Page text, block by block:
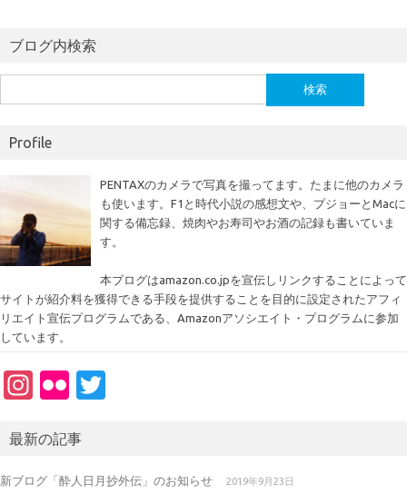
ブログ内検索
索:
Profile
PENTAXのカメラで写真を撮ってます。たまに他のカメラ
も使います。F1と時代小説の感想文や、プジョーとMacに
関する備忘録、焼肉やお寿司やお酒の記録も書いていま
す。
本ブログはamazon.co.jpを宣伝しリンクすることによって
サイトが紹介料を獲得できる手段を提供することを目的に設定されたアフィ
リエイト宣伝プログラムである、Amazonアソシエイト・プログラムに参加
しています。
In
a
gr
Fl
kr
te
最新の記事
新ブログ「酔人日月抄外伝」のお知らせ 2019年9月23日